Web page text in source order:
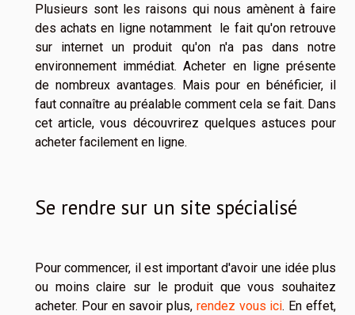
Plusieurs sont les raisons qui nous amènent à faire
des achats en ligne notamment le fait qu'on retrouve
sur internet un produit qu'on n'a pas dans notre
environnement immédiat. Acheter en ligne présente
de nombreux avantages. Mais pour en bénéficier, il
faut connaître au préalable comment cela se fait. Dans
cet article, vous découvrirez quelques astuces pour
acheter facilement en ligne.
Se rendre sur un site spécialisé
Pour commencer, il est important d'avoir une idée plus
ou moins claire sur le produit que vous souhaitez
acheter. Pour en savoir plus, rendez vous ici. En effet,